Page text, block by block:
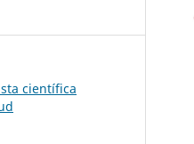
científica